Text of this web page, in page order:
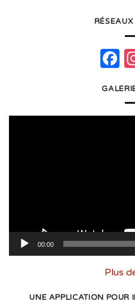
00:00
Plus
UNE APPLICATION POUR